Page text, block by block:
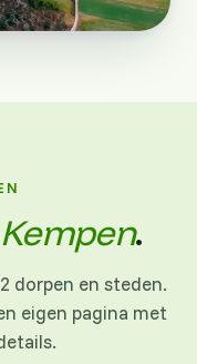
.
dorpen en steden.
eigen pagina met